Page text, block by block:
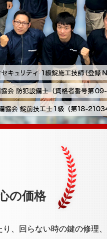
の価格
、回らない時の鍵の修理、